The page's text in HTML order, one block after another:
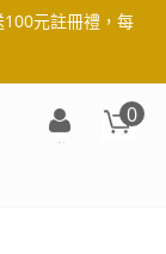
元註冊禮，每
0